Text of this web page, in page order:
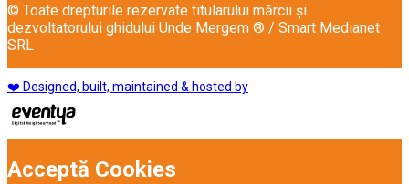
© Toate drepturile rezervate titularului mărcii și
dezvoltatorului ghidului Unde Mergem ® / Smart Medianet
SRL
❤️ Designed, built, maintained & hosted by
Acceptă Cookies